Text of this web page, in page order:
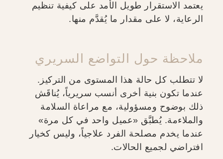
يعتمد الاستقرار طويل الأمد على كيفية تنظيم
الرعاية، لا على مقدار ما يُقدَّم منها.
ملاحظة حول التواضع السريري
لا تتطلب كل حالة هذا المستوى من التركيز.
عندما تكون بنية أخرى أنسب سريرياً، يُناقَش
ذلك بوضوح ومسؤولية، مع مراعاة السلامة
والملاءمة. يُطبَّق «عميل واحد في كل مرة»
عندما يخدم مصلحة الفرد علاجياً، وليس كخيار
افتراضي لجميع الحالات.